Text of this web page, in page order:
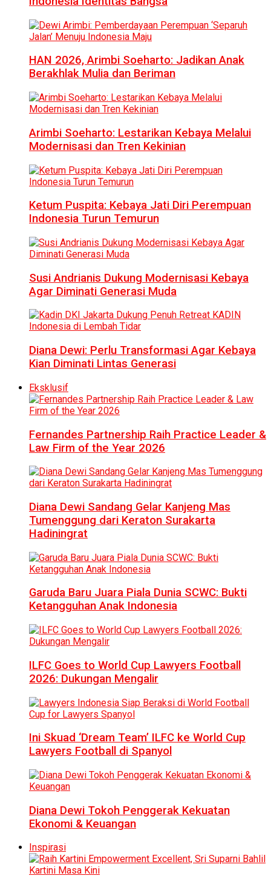
HAN 2026, Arimbi Soeharto: Jadikan Anak
Berakhlak Mulia dan Beriman
Arimbi Soeharto: Lestarikan Kebaya Melalui
Modernisasi dan Tren Kekinian
Ketum Puspita: Kebaya Jati Diri Perempuan
Indonesia Turun Temurun
Susi Andrianis Dukung Modernisasi Kebaya
Agar Diminati Generasi Muda
Diana Dewi: Perlu Transformasi Agar Kebaya
Kian Diminati Lintas Generasi
Eksklusif
Fernandes Partnership Raih Practice Leader &
Law Firm of the Year 2026
Diana Dewi Sandang Gelar Kanjeng Mas
Tumenggung dari Keraton Surakarta
Hadiningrat
Garuda Baru Juara Piala Dunia SCWC: Bukti
Ketangguhan Anak Indonesia
ILFC Goes to World Cup Lawyers Football
2026: Dukungan Mengalir
Ini Skuad ‘Dream Team’ ILFC ke World Cup
Lawyers Football di Spanyol
Diana Dewi Tokoh Penggerak Kekuatan
Ekonomi & Keuangan
Inspirasi